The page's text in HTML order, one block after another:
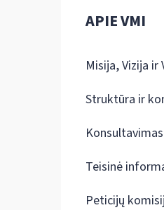
APIE VMI
Misija, Vizija ir
Struktūra ir
Teisinė
Peticijų